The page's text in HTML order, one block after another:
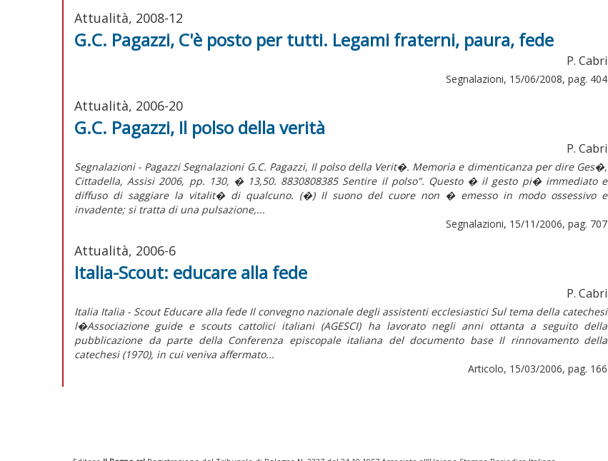
Attualità, 2008-12
G.C. Pagazzi, C'è posto per tutti. Legami fraterni, paura, fede
P. Cabri
Segnalazioni, 15/06/2008, pag. 404
Attualità, 2006-20
G.C. Pagazzi, Il polso della verità
P. Cabri
Segnalazioni - Pagazzi Segnalazioni G.C. Pagazzi, Il polso della Verit�. Memoria e dimenticanza per dire Ges�,
Cittadella, Assisi 2006, pp. 130, � 13,50. 8830808385 Sentire il polso". Questo � il gesto pi� immediato e
diffuso di saggiare la vitalit� di qualcuno. (�) Il suono del cuore non � emesso in modo ossessivo e
invadente; si tratta di una pulsazione,...
Segnalazioni, 15/11/2006, pag. 707
Attualità, 2006-6
Italia-Scout: educare alla fede
P. Cabri
Italia Italia - Scout Educare alla fede Il convegno nazionale degli assistenti ecclesiastici Sul tema della catechesi
l�Associazione guide e scouts cattolici italiani (AGESCI) ha lavorato negli anni ottanta a seguito della
pubblicazione da parte della Conferenza episcopale italiana del documento base Il rinnovamento della
catechesi (1970), in cui veniva affermato...
Articolo, 15/03/2006, pag. 166